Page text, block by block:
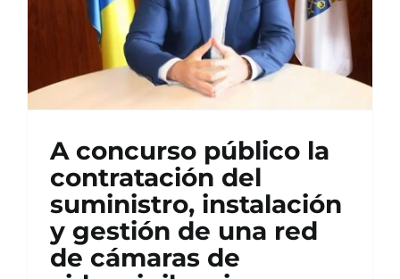
A concurso público la
contratación del
suministro, instalación
y gestión de una red
de cámaras de